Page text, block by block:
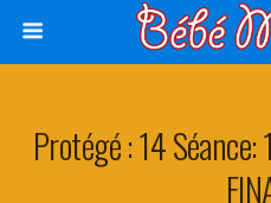
Protégé : 14